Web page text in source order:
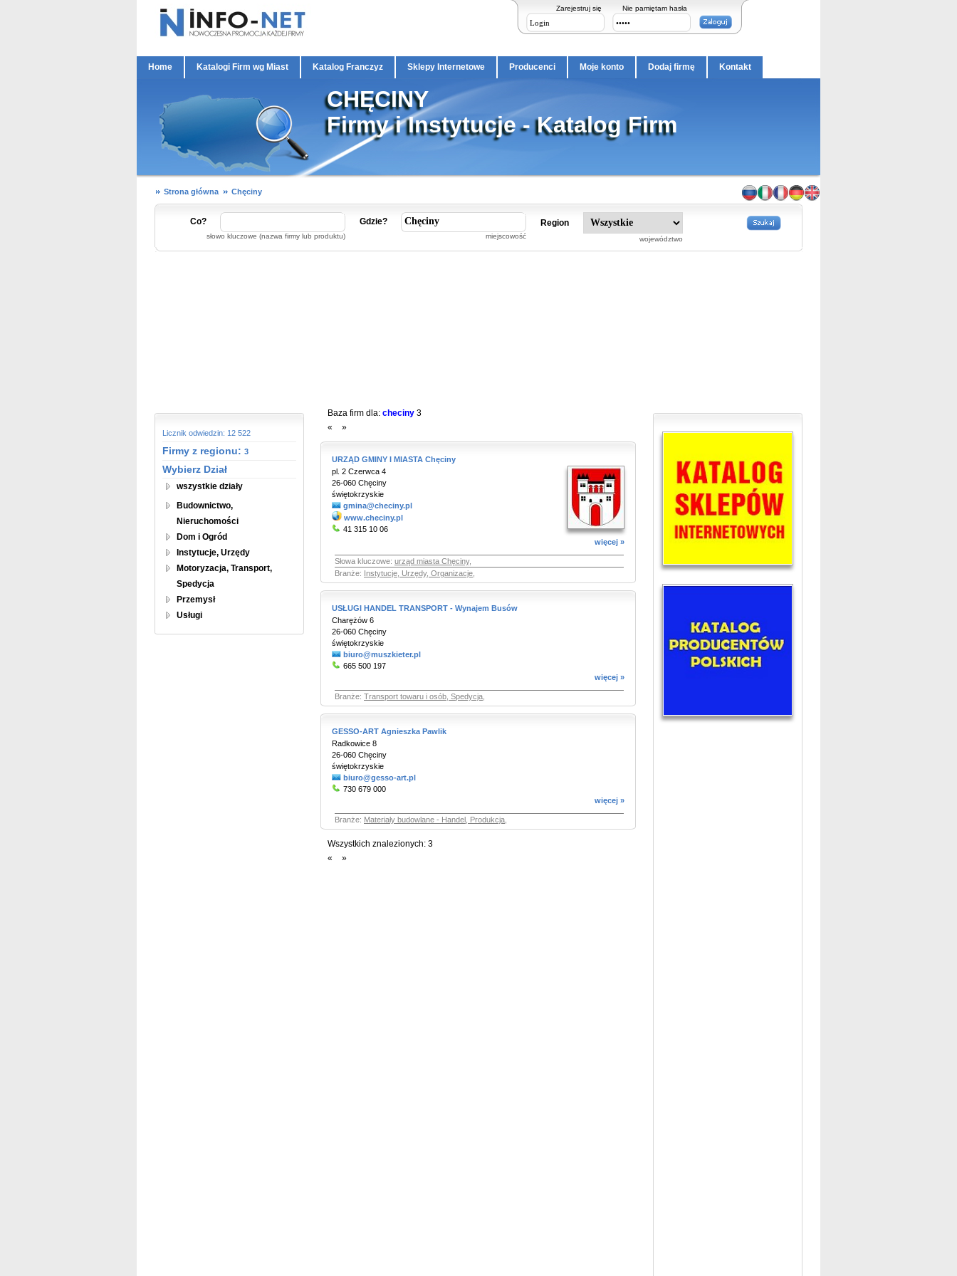
Zarejestruj się Nie pamiętam hasła
Home Katalogi Firm wg Miast Katalog Franczyz Sklepy Internetowe Producenci Moje konto Dodaj firmę Kontakt
CHĘCINY
Firmy i Instytucje - Katalog Firm
Strona główna Chęciny
Co?
słowo kluczowe (nazwa firmy lub produktu)
Gdzie?
miejscowość
Region
województwo
Licznik odwiedzin: 12 522
Firmy z regionu: 3
Wybierz Dział
wszystkie działy
Budownictwo,
Nieruchomości
Dom i Ogród
Instytucje, Urzędy
Motoryzacja, Transport,
Spedycja
Przemysł
Usługi
Baza firm dla: checiny 3
«
»
URZĄD GMINY I MIASTA Chęciny
pl. 2 Czerwca 4
26-060 Chęciny
świętokrzyskie
gmina@checiny.pl
www.checiny.pl
41 315 10 06
więcej »
Słowa kluczowe: urząd miasta Chęciny,
Branże: Instytucje, Urzędy, Organizacje
USŁUGI HANDEL TRANSPORT - Wynajem Busów
Charężów 6
26-060 Chęciny
świętokrzyskie
biuro@muszkieter.pl
665 500 197
więcej »
Branże: Transport towaru i osób, Spedycja
GESSO-ART Agnieszka Pawlik
Radkowice 8
26-060 Chęciny
świętokrzyskie
biuro@gesso-art.pl
730 679 000
więcej »
Branże: Materiały budowlane - Handel, Produkcja
Wszystkich znalezionych: 3
«
»